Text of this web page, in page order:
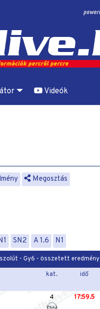
Videók
Megosztás
SN2 A 1.6 N1
- Gy6 - összetett eredmény
kat. idő
4 17:59.5